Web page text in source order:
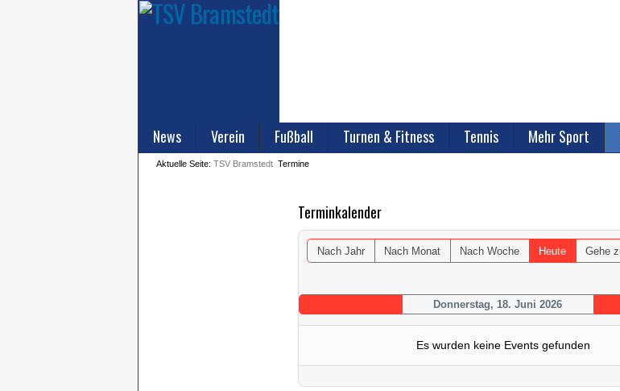
News Verein Fußball Turnen & Fitness Tennis Mehr Sport
Aktuelle Seite: TSV Bramstedt Termine
Terminkalender
Nach Jahr Nach Monat Nach Woche Heute Gehe
Donnerstag, 18. Juni 2026
Es wurden keine Events gefunden